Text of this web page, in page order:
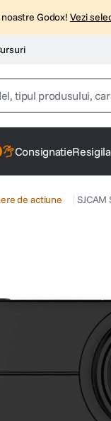
Godox! Vezi
produsului,
Consignatie
de actiune